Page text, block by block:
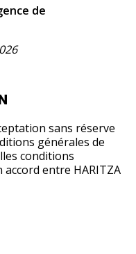
de
sans réserve
générales de
conditions
accord entre HARITZA